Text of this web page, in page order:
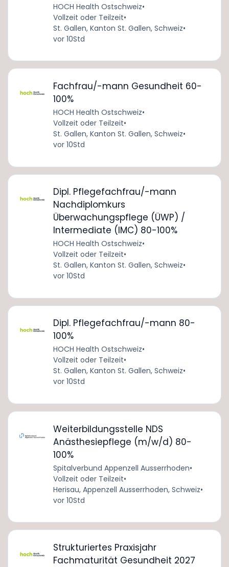
HOCH Health Ostschweiz•
Vollzeit oder Teilzeit•
St. Gallen, Kanton St. Gallen, Schweiz•
vor 10Std
Fachfrau/-mann Gesundheit 60-
100%
HOCH Health Ostschweiz•
Vollzeit oder Teilzeit•
St. Gallen, Kanton St. Gallen, Schweiz•
vor 10Std
Dipl. Pflegefachfrau/-mann
Nachdiplomkurs
Überwachungspflege (ÜWP) /
Intermediate (IMC) 80-100%
HOCH Health Ostschweiz•
Vollzeit oder Teilzeit•
St. Gallen, Kanton St. Gallen, Schweiz•
vor 10Std
Dipl. Pflegefachfrau/-mann 80-
100%
HOCH Health Ostschweiz•
Vollzeit oder Teilzeit•
St. Gallen, Kanton St. Gallen, Schweiz•
vor 10Std
Weiterbildungsstelle NDS
Anästhesiepflege (m/w/d) 80-
100%
Spitalverbund Appenzell Ausserrhoden•
Vollzeit oder Teilzeit•
Herisau, Appenzell Ausserrhoden, Schweiz•
vor 10Std
Strukturiertes Praxisjahr
Fachmaturität Gesundheit 2027